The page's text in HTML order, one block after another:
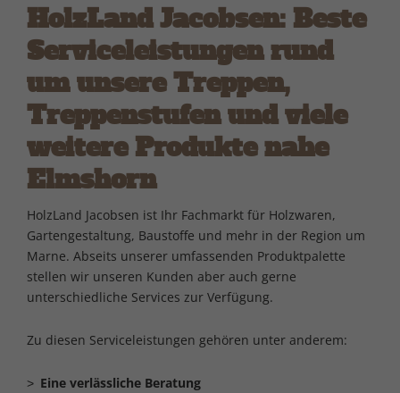
HolzLand Jacobsen: Beste
Serviceleistungen rund
um unsere Treppen,
Treppenstufen und viele
weitere Produkte nahe
Elmshorn
HolzLand Jacobsen ist Ihr Fachmarkt für Holzwaren,
Gartengestaltung, Baustoffe und mehr in der Region um
Marne. Abseits unserer umfassenden Produktpalette
stellen wir unseren Kunden aber auch gerne
unterschiedliche Services zur Verfügung.
Zu diesen Serviceleistungen gehören unter anderem:
Eine verlässliche Beratung